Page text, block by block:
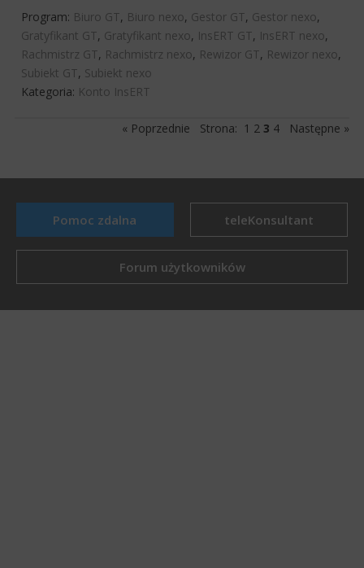
Program: Biuro GT, Biuro nexo, Gestor GT, Gestor nexo,
Gratyfikant GT, Gratyfikant nexo, InsERT GT, InsERT nexo,
Rachmistrz GT, Rachmistrz nexo, Rewizor GT, Rewizor nexo,
Subiekt GT, Subiekt nexo
Kategoria: Konto InsERT
« Poprzednie Strona: 1 2 3 4 Następne »
Pomoc zdalna teleKonsultant
Forum użytkowników